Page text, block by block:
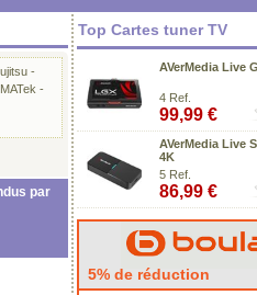
-
-
par
Top Cartes tuner TV
AVerMedia Live
4 Ref.
99,99 €
AVerMedia Live
4K
5 Ref.
86,99 €
5% de réduction